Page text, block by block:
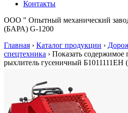
Контакты
ООО " Опытный механический
(БАРА) G-1200
Главная › Каталог продукции ›
спецтехника › Показать содержимое
рыхлитель гусеничный Б1011111ЕН